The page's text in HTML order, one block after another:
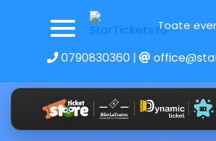
Toate
0790830360|